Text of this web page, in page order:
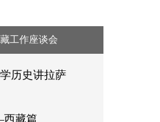
工作座谈会
历史讲拉萨
藏篇